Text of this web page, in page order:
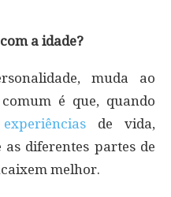
a idade?
muda ao
é que, quando
experiênciasde vida,
diferentes partes de
melhor.